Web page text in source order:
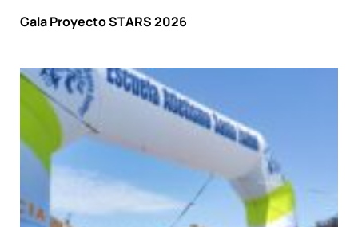
Gala Proyecto STARS 2026